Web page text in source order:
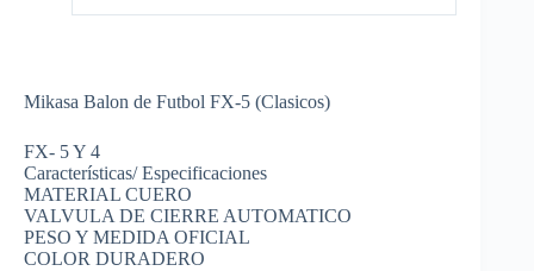
Mikasa Balon de Futbol FX-5 (Clasicos)
FX- 5 Y 4
Características/ Especificaciones
MATERIAL CUERO
VALVULA DE CIERRE AUTOMATICO
PESO Y MEDIDA OFICIAL
COLOR DURADERO